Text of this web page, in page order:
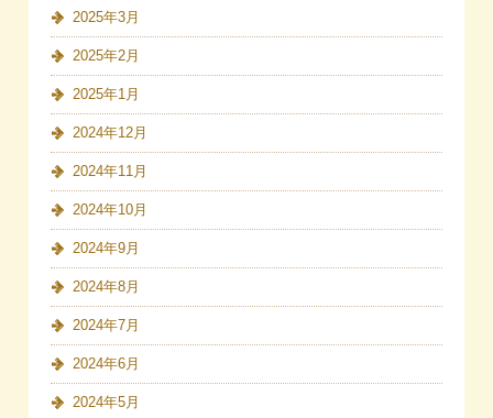
2025年3月
2025年2月
2025年1月
2024年12月
2024年11月
2024年10月
2024年9月
2024年8月
2024年7月
2024年6月
2024年5月